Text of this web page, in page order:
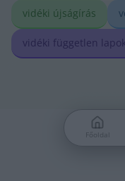
vidéki újságírás
vidéki független lapok
Főoldal